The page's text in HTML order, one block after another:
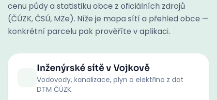
cenu půdy a statistiku obce z oficiálních zdrojů
(ČÚZK, ČSÚ, MZe). Níže je mapa sítí a přehled obce —
konkrétní parcelu pak prověříte v aplikaci.
Inženýrské sítěv Vojkově
Vodovody, kanalizace, plyn a elektřina z dat
DTM ČÚZK.